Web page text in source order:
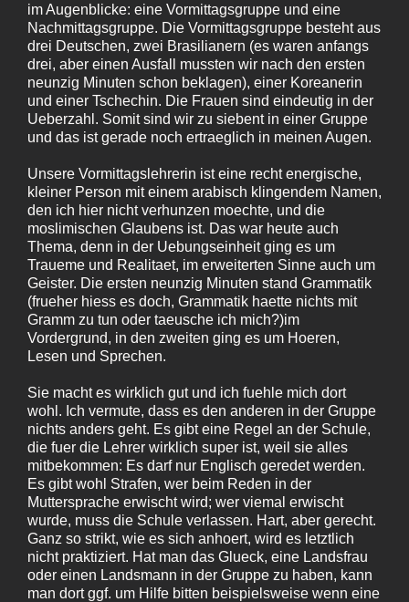
im Augenblicke: eine Vormittagsgruppe und eine
Nachmittagsgruppe. Die Vormittagsgruppe besteht aus
drei Deutschen, zwei Brasilianern (es waren anfangs
drei, aber einen Ausfall mussten wir nach den ersten
neunzig Minuten schon beklagen), einer Koreanerin
und einer Tschechin. Die Frauen sind eindeutig in der
Ueberzahl. Somit sind wir zu siebent in einer Gruppe
und das ist gerade noch ertraeglich in meinen Augen.
Unsere Vormittagslehrerin ist eine recht energische,
kleiner Person mit einem arabisch klingendem Namen,
den ich hier nicht verhunzen moechte, und die
moslimischen Glaubens ist. Das war heute auch
Thema, denn in der Uebungseinheit ging es um
Traueme und Realitaet, im erweiterten Sinne auch um
Geister. Die ersten neunzig Minuten stand Grammatik
(frueher hiess es doch, Grammatik haette nichts mit
Gramm zu tun oder taeusche ich mich?)im
Vordergrund, in den zweiten ging es um Hoeren,
Lesen und Sprechen.
Sie macht es wirklich gut und ich fuehle mich dort
wohl. Ich vermute, dass es den anderen in der Gruppe
nichts anders geht. Es gibt eine Regel an der Schule,
die fuer die Lehrer wirklich super ist, weil sie alles
mitbekommen: Es darf nur Englisch geredet werden.
Es gibt wohl Strafen, wer beim Reden in der
Muttersprache erwischt wird; wer viemal erwischt
wurde, muss die Schule verlassen. Hart, aber gerecht.
Ganz so strikt, wie es sich anhoert, wird es letztlich
nicht praktiziert. Hat man das Glueck, eine Landsfrau
oder einen Landsmann in der Gruppe zu haben, kann
man dort ggf. um Hilfe bitten beispielsweise wenn eine